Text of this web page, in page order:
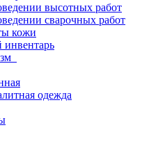
высотных работ
сварочных работ
кожи
инвентарь
одежда